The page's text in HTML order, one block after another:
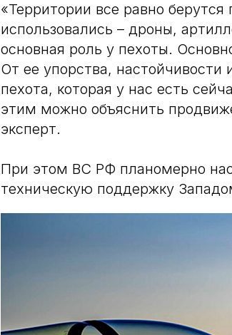
«Территории все равно
использовались – дроны,
основная роль у пехоты.
От ее упорства, настойчивости
пехота, которая у нас есть
этим можно объяснить
эксперт.
При этом ВС РФ планомерно
техническую поддержку